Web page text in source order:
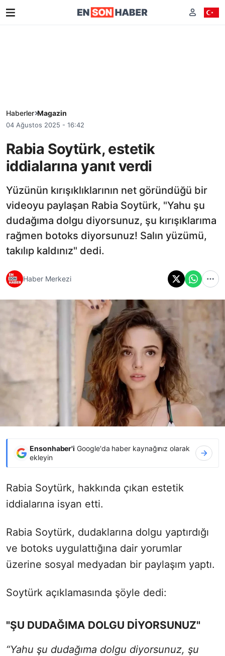
Haberler Magazin
04 Ağustos 2025 - 16:42
Rabia Soytürk, estetik
iddialarına yanıt verdi
Yüzünün kırışıklıklarının net göründüğü bir
videoyu paylaşan Rabia Soytürk, "Yahu şu
dudağıma dolgu diyorsunuz, şu kırışıklarıma
rağmen botoks diyorsunuz! Salın yüzümü,
takılıp kaldınız" dedi.
Haber Merkezi
Ensonhaber'i Google'da haber kaynağınız olarak
ekleyin
Rabia Soytürk, hakkında çıkan estetik
iddialarına isyan etti.
Rabia Soytürk, dudaklarına dolgu yaptırdığı
ve botoks uygulattığına dair yorumlar
üzerine sosyal medyadan bir paylaşım yaptı.
Soytürk açıklamasında şöyle dedi:
"ŞU DUDAĞIMA DOLGU DİYORSUNUZ"
“Yahu şu dudağıma dolgu diyorsunuz, şu